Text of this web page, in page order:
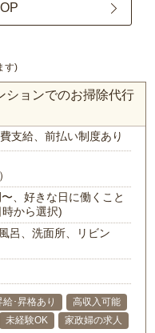
す)
ションでのお掃除代行
費支給、前払い制度あり
、好きな日に働くこと
から選択)
呂、洗面所、リビン
給･昇格あり
高収入可能
未経験OK
家政婦の求人